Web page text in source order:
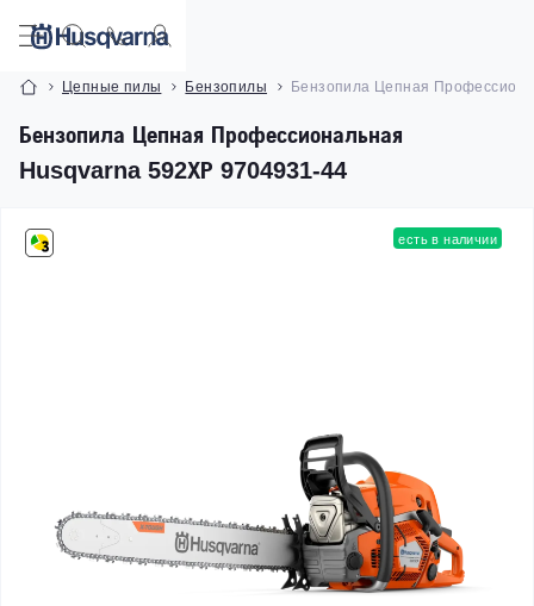
Цепные пилы Бензопилы Бензопила Цепная
Бензопила Цепная Профессиональная
Husqvarna 592ХР 9704931-44
есть в наличии